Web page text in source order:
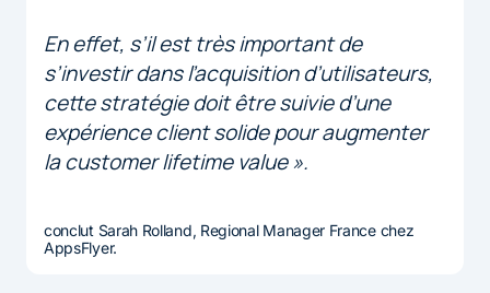
En effet, s’il est très important de
s’investir dans l’acquisition d’utilisateurs,
cette stratégie doit être suivie d’une
expérience client solide pour augmenter
la customer lifetime value ».
conclut Sarah Rolland, Regional Manager France chez
AppsFlyer.